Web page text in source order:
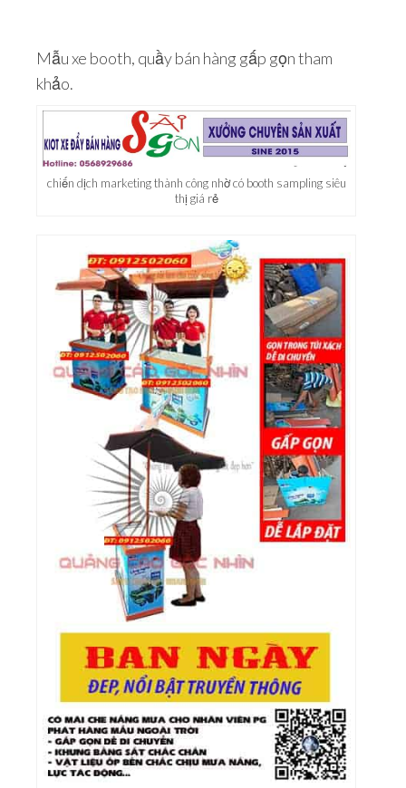
Mẫu xe booth, quầy bán hàng gấp gọn tham
khảo.
chiến dịch marketing thành công nhờ có booth sampling siêu
thị giá rẻ